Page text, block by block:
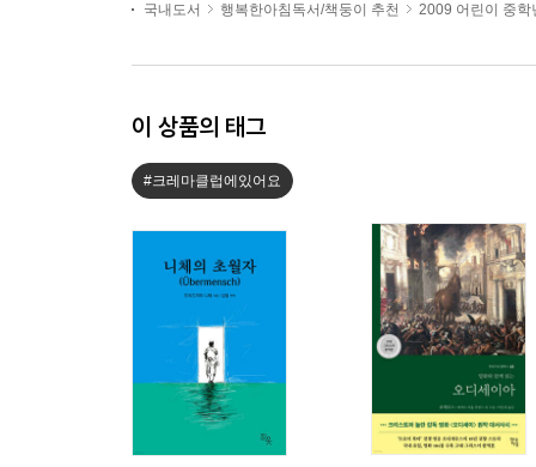
국내도서
행복한아침독서/책둥이 추천 2009 어린이 중학
이 상품의 태그
#크레마클럽에있어요